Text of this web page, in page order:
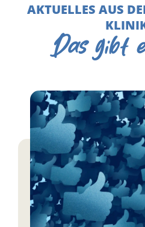
AKTUELLES AUS
Das gibt